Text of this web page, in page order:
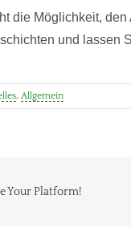
die Möglichkeit,
und lassen
, Allgemein
Your Platform!